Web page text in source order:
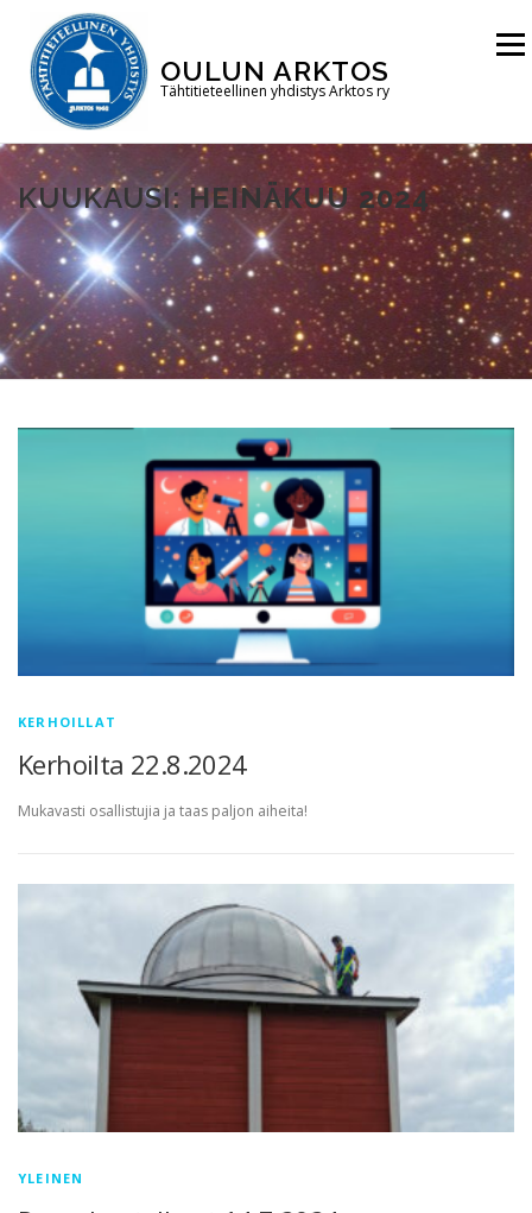
sisältöön
OULUN ARKTOS
Tähtitieteellinen yhdistys Arktos ry
ETUSIVU TÄHTITORNI YHDISTYS
LIITY JÄSENEKSI
KUUKAUSI: HEINÄKUU 2024
KERHOILLAT
Kerhoilta 22.8.2024
Mukavasti osallistujia ja taas paljon aiheita!
YLEINEN